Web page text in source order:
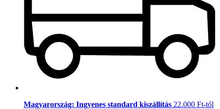
Magyarország: Ingyenes standard kiszállítás 22.000 Ft-tól